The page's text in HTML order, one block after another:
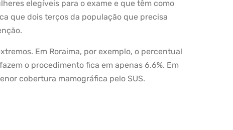
elegíveis para o exame e que têm como
que dois terços da população que precisa
Em Roraima, por exemplo, o percentual
o procedimento fica em apenas 6.6%. Em
cobertura mamográfica pelo SUS.